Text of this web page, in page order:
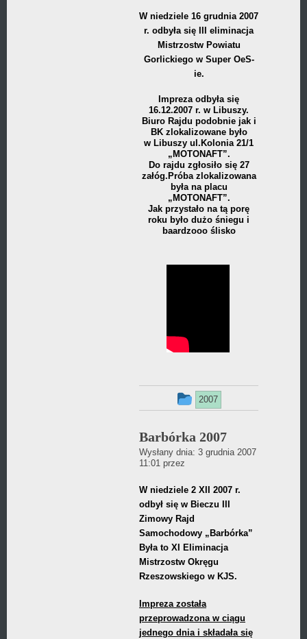
w
kategorii
W niedziele 16 grudnia 2007
r. odbyła się III eliminacja
Mistrzostw Powiatu
Gorlickiego w Super OeS-
ie.
Impreza odbyła się
16.12.2007 r. w Libuszy.
Biuro Rajdu podobnie jak i
BK zlokalizowane było
w Libuszy ul.Kolonia 21/1
„MOTONAFT”.
Do rajdu zgłosiło się 27
załóg.Próba zlokalizowana
była na placu
„MOTONAFT”.
Jak przystało na tą porę
roku było dużo śniegu i
baardzooo ślisko
Ten
był
w
kategorii
2007
Barbórka 2007
Wysłany dnia: 3 grudnia 2007
11:01 przez
W niedziele 2 XII 2007 r.
odbył się w Bieczu III
Zimowy Rajd
Samochodowy „Barbórka”
Była to XI Eliminacja
Mistrzostw Okręgu
Rzeszowskiego w KJS.
Impreza została
przeprowadzona w ciągu
jednego dnia i składała się